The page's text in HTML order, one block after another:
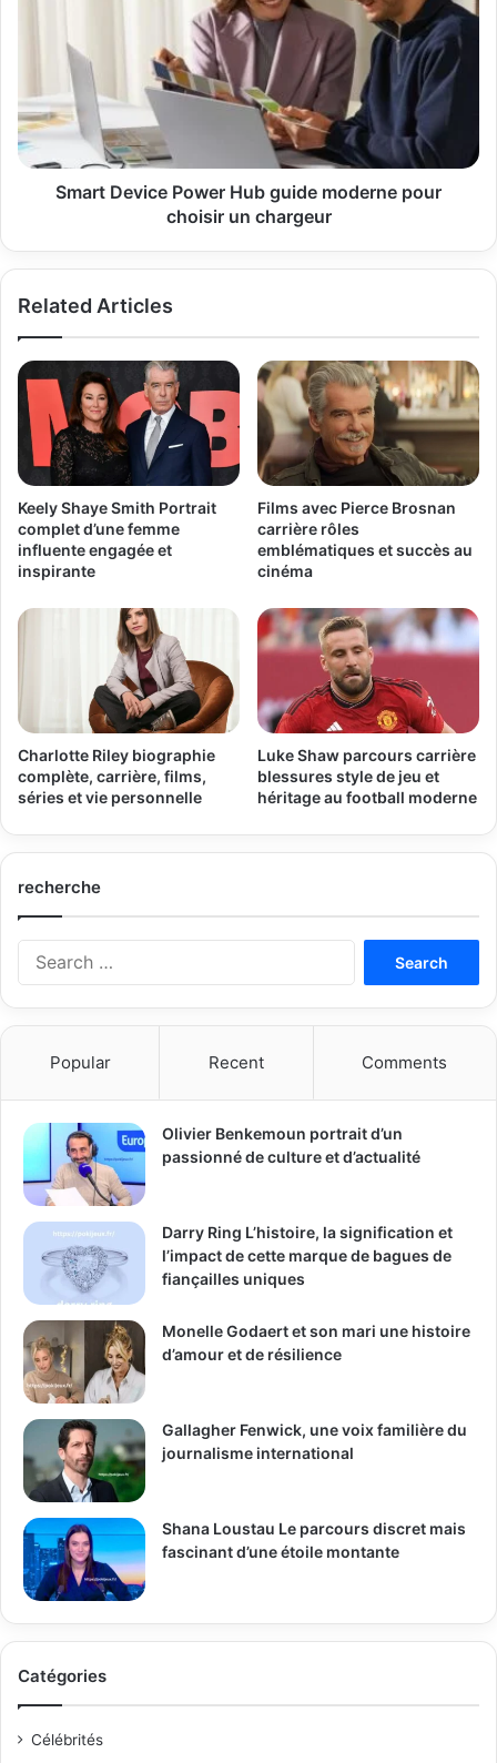
moderne
pour
choisir
un
chargeurSmart Device Power Hub guide moderne pour
choisir un chargeur
Related Articles
Keely Shaye Smith Portrait
complet d’une femme
influente engagée et
inspirante
Films avec Pierce Brosnan
carrière rôles
emblématiques et succès au
cinéma
Charlotte Riley biographie
complète, carrière, films,
séries et vie personnelle
Luke Shaw parcours carrière
blessures style de jeu et
héritage au football moderne
recherche
Popular Recent Comments
Olivier Benkemoun portrait d’un
passionné de culture et d’actualité
Darry Ring L’histoire, la signification et
l’impact de cette marque de bagues de
fiançailles uniques
Monelle Godaert et son mari une histoire
d’amour et de résilience
Gallagher Fenwick, une voix familière du
journalisme international
Shana Loustau Le parcours discret mais
fascinant d’une étoile montante
Catégories
Célébrités